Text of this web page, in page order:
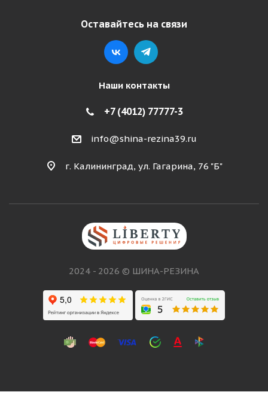
Оставайтесь на связи
Наши контакты
+7 (4012) 77777-3
info@shina-rezina39.ru
г. Калининград, ул. Гагарина, 76 "Б"
2024 - 2026 © ШИНА-РЕЗИНА